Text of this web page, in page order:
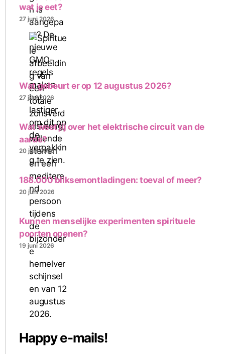
wat je eet?
27 juni 2026
Wat gebeurt er op 12 augustus 2026?
27 juni 2026
Wat weet jij over het elektrische circuit van de
aarde?
20 juni 2026
188.000 bliksemontladingen: toeval of meer?
20 juni 2026
Kunnen menselijke experimenten spirituele
poorten openen?
19 juni 2026
Happy e-mails!